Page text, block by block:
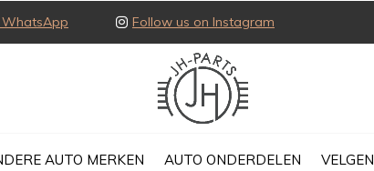
AUTO MERKEN AUTO ONDERDELEN VELGEN
Follow us on Instagram